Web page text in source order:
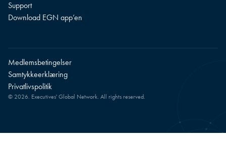
Support
Download EGN app’en
© 2026. Executives' Global Network. All rights reserved.
Medlemsbetingelser
Samtykkeerklæring
Privatlivspolitik